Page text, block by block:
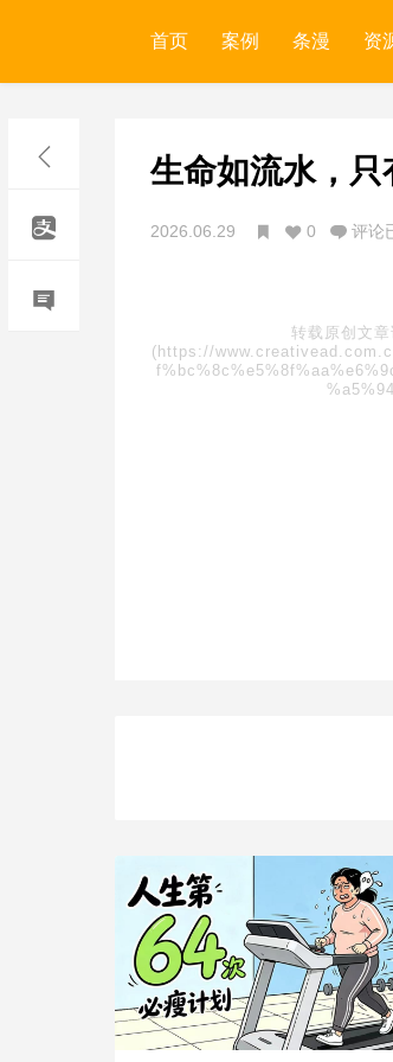
首页 案例 条漫 资
生命如流水，
2026.06.29 0 评论
转载原创文
(https://